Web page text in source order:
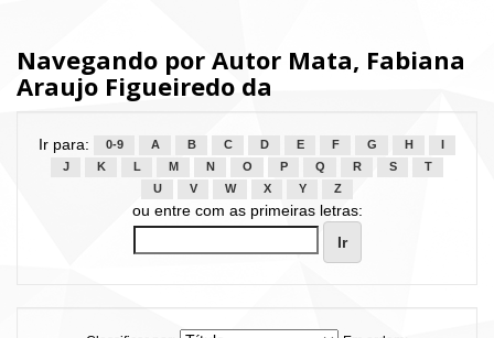
Navegando por Autor Mata, Fabiana
Araujo Figueiredo da
Ir para: 0-9 A B C D E F G H
J
K L M N O P Q R S
T
U
V W X Y Z
ou entre com as primeiras letras: